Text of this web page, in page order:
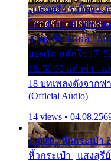
- แสงสุรีย์ รุ่งโรจน์
ใจ 14. 42:49 ไอ้หวั
ธาตุแท้ของเธอ - แส
ยอดรัก สลักใจ 17.
18. 56:05 แต๋วจ๋า -
18 บทเพลงดังจากฟ
(Official Audio)
14 views •
1. 00:00 หิ้วกระเป๋า
หิ้วกระเป๋า | แสงสุรี